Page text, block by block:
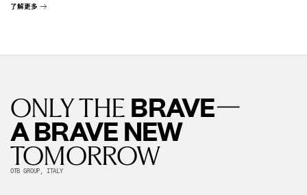
了解更多
ONLY THE BRAVE—
A BRAVE NEW
TOMORROW
OTB GROUP, ITALY